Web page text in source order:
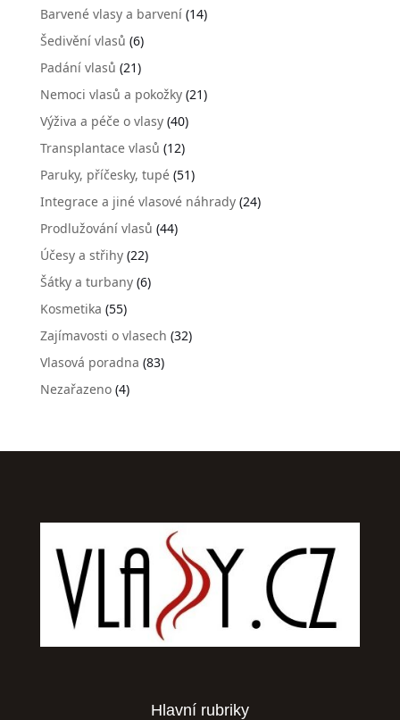
Barvené vlasy a barvení(14)
Šedivění vlasů (6)
Padání vlasů (21)
Nemoci vlasů a pokožky(21)
Výživa a péče o vlasy(40)
Transplantace vlasů (12)
Paruky, příčesky, tupé(51)
Integrace a jiné vlasové náhrady(24)
Prodlužování vlasů (44)
Účesy a střihy(22)
Šátky a turbany(6)
Kosmetika (55)
Zajímavosti o vlasech (32)
Vlasová poradna (83)
Nezařazeno(4)
Hlavní rubriky